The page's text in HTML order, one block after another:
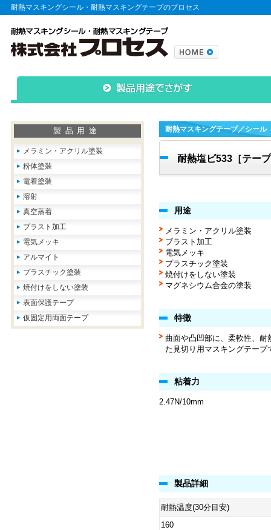
耐熱マスキングシール・耐熱マスキングテープのプロセス
製品用途
メラミン・アクリル塗装
粉体塗装
電着塗装
溶射
真空蒸着
ブラスト加工
電気メッキ
アルマイト
プラスチック塗装
焼付けをしない塗装
表面保護テープ
仮固定用両面テープ
耐熱マスキングテープ／シール
耐熱塩ビ533［テー
用途
メラミン・アクリル塗装
ブラスト加工
電気メッキ
プラスチック塗装
焼付けをしない塗装
マグネシウム合金の塗装
特徴
曲面や凸凹部に、柔軟性、
た見切り用マスキングテープ
粘着力
2.47N/10mm
製品詳細
耐熱温度(30分目安)
160